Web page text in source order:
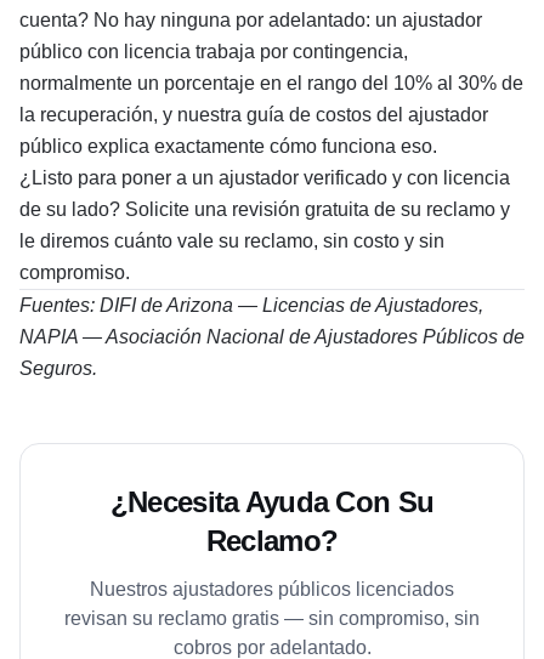
cuenta? No hay ninguna por adelantado: un ajustador
público con licencia trabaja por contingencia,
normalmente un porcentaje en el rango del 10% al 30% de
la recuperación, y nuestra guía de costos del ajustador
público explica exactamente cómo funciona eso.
¿Listo para poner a un ajustador verificado y con licencia
de su lado? Solicite una revisión gratuita de su reclamo y
le diremos cuánto vale su reclamo, sin costo y sin
compromiso.
Fuentes: DIFI de Arizona — Licencias de Ajustadores,
NAPIA — Asociación Nacional de Ajustadores Públicos de
Seguros.
¿Necesita Ayuda Con Su
Reclamo?
Nuestros ajustadores públicos licenciados
revisan su reclamo gratis — sin compromiso, sin
cobros por adelantado.